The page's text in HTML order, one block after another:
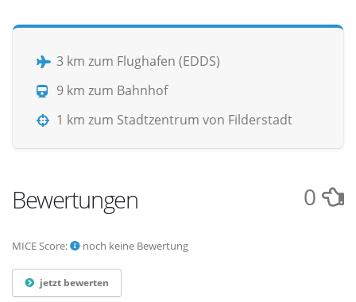
3 km zum Flughafen (EDDS)
9 km zum Bahnhof
1 km zum Stadtzentrum von Filderstadt
Bewertungen 0
MICE Score: noch keine Bewertung
jetzt bewerten